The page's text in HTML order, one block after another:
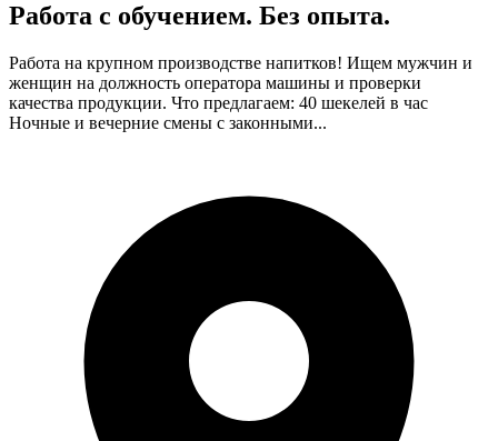
Работа с обучением. Без опыта.
Работа на крупном производстве напитков! Ищем мужчин и
женщин на должность оператора машины и проверки
качества продукции. Что предлагаем: 40 шекелей в час
Ночные и вечерние смены с законными...